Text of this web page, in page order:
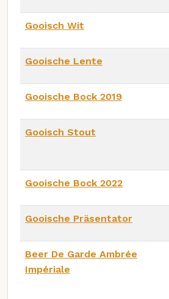
Gooisch Wit
Gooische Lente
Gooische Bock 2019
Gooisch Stout
Gooische Bock 2022
Gooische Präsentator
Beer De Garde Ambrée
Impériale